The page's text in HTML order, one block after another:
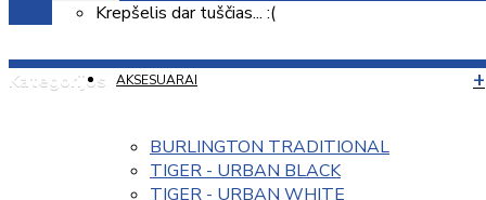
Krepšelis dar tuščias... :(
Kategorijos AKSESUARAI
BURLINGTON TRADITIONAL
TIGER - URBAN BLACK
TIGER - URBAN WHITE